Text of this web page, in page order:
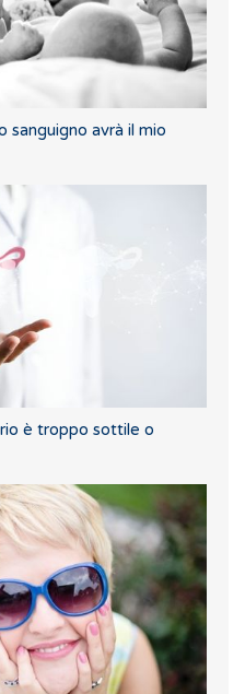
sanguigno avrà il mio
è troppo sottile o